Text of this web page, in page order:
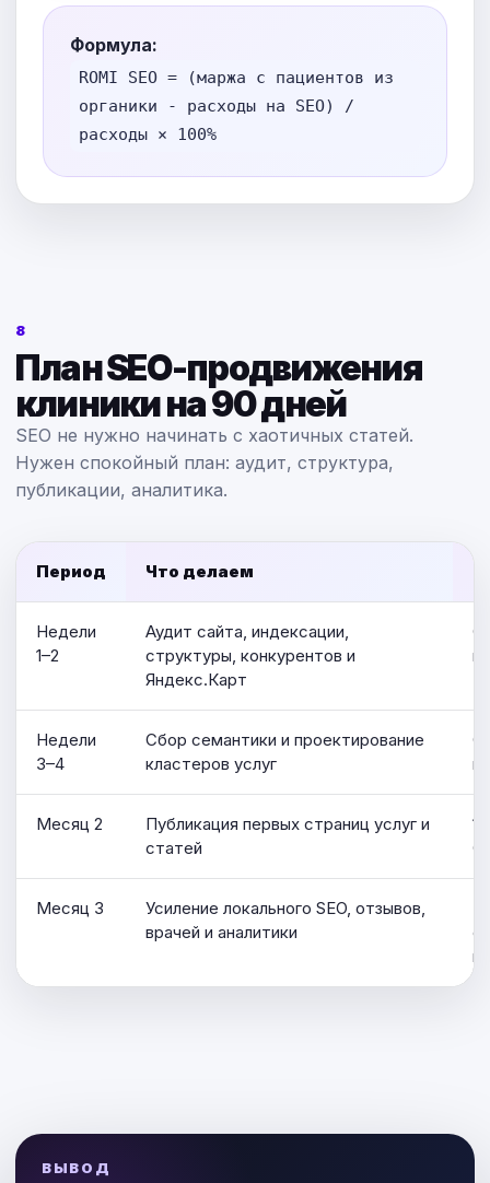
Формула:
ROMI SEO = (маржа с пациентов из
органики - расходы на SEO) /
расходы × 100%
8
План SEO-продвижения
клиники на 90 дней
SEO не нужно начинать с хаотичных статей.
Нужен спокойный план: аудит, структура,
публикации, аналитика.
Период Что делаем
Недели
1–2
Аудит сайта, индексации,
структуры, конкурентов и
Яндекс.Карт
Недели
3–4
Сбор семантики и проектирование
кластеров услуг
Месяц 2
Публикация первых страниц услуг и
статей
Месяц 3
Усиление локального SEO, отзывов,
врачей и аналитики
ВЫВОД